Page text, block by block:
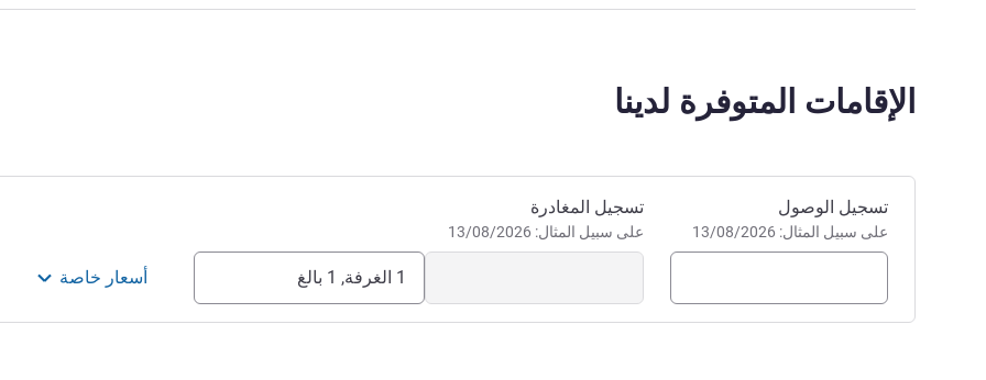
الإقامات المتوفرة لدينا
احجز في هذا الفندق
تسجيل الوصول
على سبيل المثال: 13/08/2026
تسجيل المغادرة
على سبيل المثال: 13/08/2026
1 الغرفة, 1 بالغ أسعار خاصة